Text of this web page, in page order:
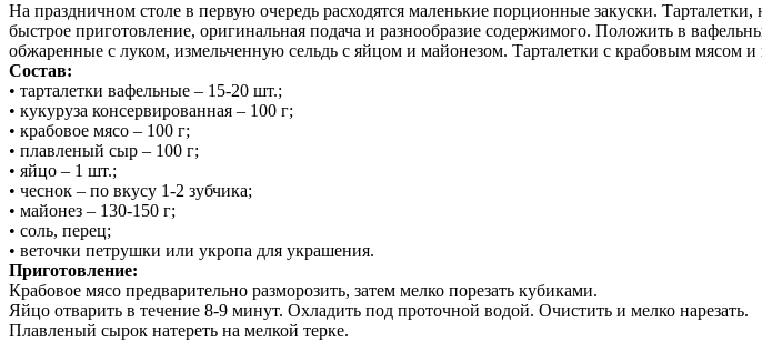
На праздничном столе в первую очередь расходятся маленькие порционные закуски.
быстрое приготовление, оригинальная подача и разнообразие содержимого. Положить в
обжаренные с луком, измельченную сельдь с яйцом и майонезом. Тарталетки с крабовым мясом
Состав:
• тарталетки вафельные – 15-20 шт.;
• кукуруза консервированная – 100 г;
• крабовое мясо – 100 г;
• плавленый сыр – 100 г;
• яйцо – 1 шт.;
• чеснок – по вкусу 1-2 зубчика;
• майонез – 130-150 г;
• соль, перец;
• веточки петрушки или укропа для украшения.
Приготовление:
Крабовое мясо предварительно разморозить, затем мелко порезать кубиками.
Яйцо отварить в течение 8-9 минут. Охладить под проточной водой. Очистить и мелко нарезать.
Плавленый сырок натереть на мелкой терке.